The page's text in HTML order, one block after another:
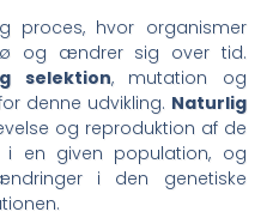
proces, hvor organismer
og ændrer sig over tid.
selektion, mutation og
denne udvikling. Naturlig
og reproduktion af de
i en given population, og
i den genetiske